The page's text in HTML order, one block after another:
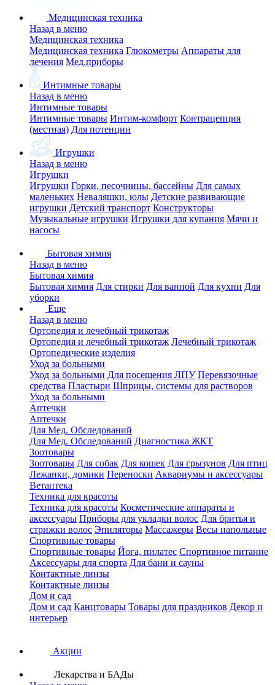
Медицинская техника
Назад в меню
Медицинская техника
Медицинская техника Глюкометры Аппараты для
лечения Мед.приборы
Интимные товары
Назад в меню
Интимные товары
Интимные товары Интим-комфорт Контрацепция
(местная) Для потенции
Игрушки
Назад в меню
Игрушки
Игрушки Горки, песочницы, бассейны Для самых
маленьких Неваляшки, юлы Детские развивающие
игрушки Детский транспорт Конструкторы
Музыкальные игрушки Игрушки для купания Мячи и
насосы
Бытовая химия
Назад в меню
Бытовая химия
Бытовая химия Для стирки Для ванной Для кухни Для
уборки
Еще
Назад в меню
Ортопедия и лечебный трикотаж
Ортопедия и лечебный трикотаж Лечебный трикотаж
Ортопедические изделия
Уход за больными
Уход за больными Для посещения ЛПУ Перевязочные
средства Пластыри Шприцы, системы для растворов
Уход за больными
Аптечки
Аптечки
Для Мед. Обследований
Для Мед. Обследований Диагностика ЖКТ
Зоотовары
Зоотовары Для собак Для кошек Для грызунов Для птиц
Лежанки, домики Переноски Аквариумы и аксессуары
Ветаптека
Техника для красоты
Техника для красоты Косметические аппараты и
аксессуары Приборы для укладки волос Для бритья и
стрижки волос Эпиляторы Массажеры Весы напольные
Спортивные товары
Спортивные товары Йога, пилатес Спортивное питание
Аксессуары для спорта Для бани и сауны
Контактные линзы
Контактные линзы
Дом и сад
Дом и сад Канцтовары Товары для праздников Декор и
интерьер
Акции
Лекарства и БАДы